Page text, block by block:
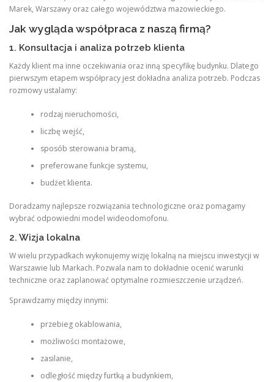
Marek, Warszawy oraz całego województwa mazowieckiego.
Jak wygląda współpraca z naszą firmą?
1. Konsultacja i analiza potrzeb klienta
Każdy klient ma inne oczekiwania oraz inną specyfikę budynku. Dlatego
pierwszym etapem współpracy jest dokładna analiza potrzeb. Podczas
rozmowy ustalamy:
rodzaj nieruchomości,
liczbę wejść,
sposób sterowania bramą,
preferowane funkcje systemu,
budżet klienta.
Doradzamy najlepsze rozwiązania technologiczne oraz pomagamy
wybrać odpowiedni model wideodomofonu.
2. Wizja lokalna
W wielu przypadkach wykonujemy wizję lokalną na miejscu inwestycji w
Warszawie lub Markach. Pozwala nam to dokładnie ocenić warunki
techniczne oraz zaplanować optymalne rozmieszczenie urządzeń.
Sprawdzamy między innymi:
przebieg okablowania,
możliwości montażowe,
zasilanie,
odległość między furtką a budynkiem,